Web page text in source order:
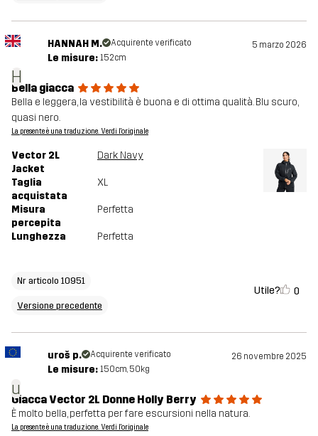
H
HANNAH M. Acquirente verificato 5 marzo 2026
Le misure: 152cm
Bella giacca
Bella e leggera, la vestibilità è buona e di ottima qualità. Blu scuro,
quasi nero.
La presente è una traduzione. Verdi l'originale
Vector 2L
Jacket
Dark Navy
Taglia
acquistata
XL
Misura
percepita
Perfetta
Lunghezza Perfetta
Nr articolo 10951
Versione precedente
Utile? 0
u
uroš p. Acquirente verificato 26 novembre 2025
Le misure: 150cm, 50kg
Giacca Vector 2L Donne Holly Berry
È molto bella, perfetta per fare escursioni nella natura.
La presente è una traduzione. Verdi l'originale